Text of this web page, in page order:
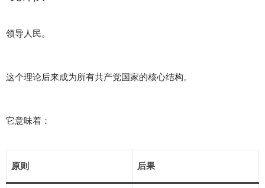
领导人民。
这个理论后来成为所有共产党国家的核心结构。
它意味着：
原则 后果